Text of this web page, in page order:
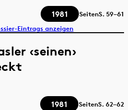
1981 SeitenS. 59–61
Eintrags anzeigen
‹seinen›
1981 SeitenS. 62–62